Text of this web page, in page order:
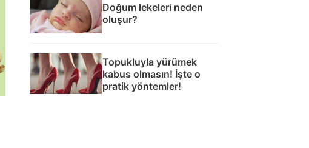
Doğum lekeleri neden
oluşur?
Topukluyla yürümek
kabus olmasın! İşte o
pratik yöntemler!